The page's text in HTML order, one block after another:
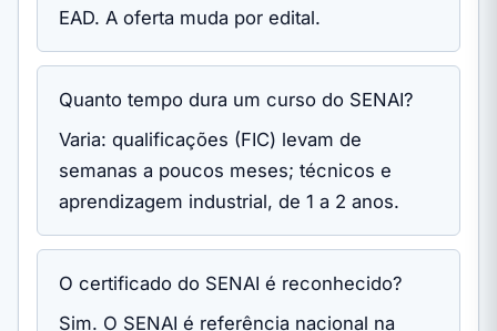
EAD. A oferta muda por edital.
Quanto tempo dura um curso do SENAI?
Varia: qualificações (FIC) levam de
semanas a poucos meses; técnicos e
aprendizagem industrial, de 1 a 2 anos.
O certificado do SENAI é reconhecido?
Sim. O SENAI é referência nacional na